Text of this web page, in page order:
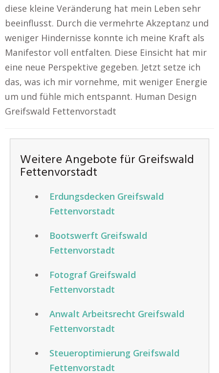
diese kleine Veränderung hat mein Leben sehr
beeinflusst. Durch die vermehrte Akzeptanz und
weniger Hindernisse konnte ich meine Kraft als
Manifestor voll entfalten. Diese Einsicht hat mir
eine neue Perspektive gegeben. Jetzt setze ich
das, was ich mir vornehme, mit weniger Energie
um und fühle mich entspannt. Human Design
Greifswald Fettenvorstadt
Weitere Angebote für Greifswald
Fettenvorstadt
Erdungsdecken Greifswald
Fettenvorstadt
Bootswerft Greifswald
Fettenvorstadt
Fotograf Greifswald
Fettenvorstadt
Anwalt Arbeitsrecht Greifswald
Fettenvorstadt
Steueroptimierung Greifswald
Fettenvorstadt